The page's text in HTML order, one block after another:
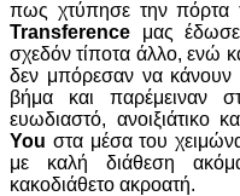
πως χτύπησε την
Transference μας
σχεδόν τίποτα άλλο, ενώ
δεν μπόρεσαν να
βήμα και παρέμειναν
ευωδιαστό, ανοιξιάτικο
You στα μέσα του
με καλή διάθεση
κακοδιάθετο ακροατή.